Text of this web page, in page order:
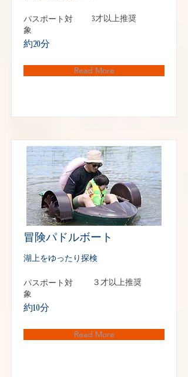
パスポート対
象
3才以上推奨
約20分
Read More
冒険パドルボート
湖上をゆったり探検
パスポート対
象
３才以上推奨
約10分
Read More